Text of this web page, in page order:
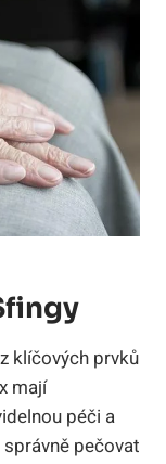
klíčových prvků
mají
péči a
pečovat